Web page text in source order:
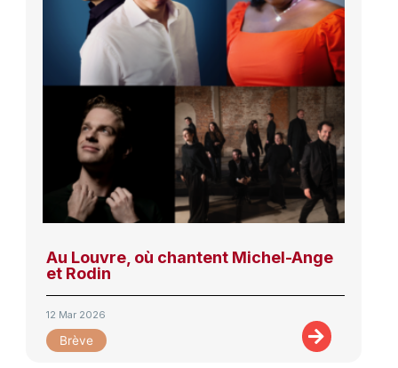
Au Louvre, où chantent Michel-Ange
et Rodin
12 Mar 2026
Brève